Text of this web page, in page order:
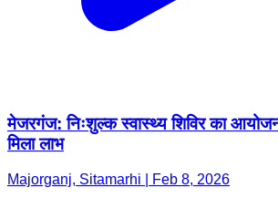
मेजरगंज: निःशुल्क स्वास्थ्य शिविर का
मिला लाभ
Majorganj, Sitamarhi | Feb 8, 2026